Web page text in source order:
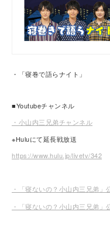
・「寝巻で語らナイト」
■Youtubeチャンネル
・小山内三兄弟チャンネル
※Huluにて延長戦放送
https://www.hulu.jp/livetv/342
・「寝ないの？小山内三兄弟」
・「寝ないの？小山内三兄弟」